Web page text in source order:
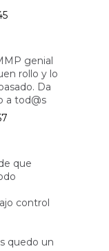
genial
rollo y lo
Da
a tod@s
que
control
quedo un